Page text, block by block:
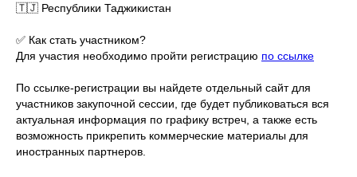
🇹🇯 Республики Таджикистан
✅ Как стать участником?
Для участия необходимо пройти регистрацию по ссылке
По ссылке-регистрации вы найдете отдельный сайт для
участников закупочной сессии, где будет публиковаться вся
актуальная информация по графику встреч, а также есть
возможность прикрепить коммерческие материалы для
иностранных партнеров.